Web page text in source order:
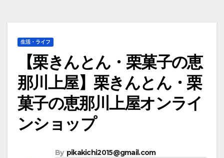
生活・ライフ
【栗きんとん・栗菓子の恵
那川上屋】栗きんとん・栗
菓子の恵那川上屋オンライ
ンショップ
By pikakichi2015@gmail.com